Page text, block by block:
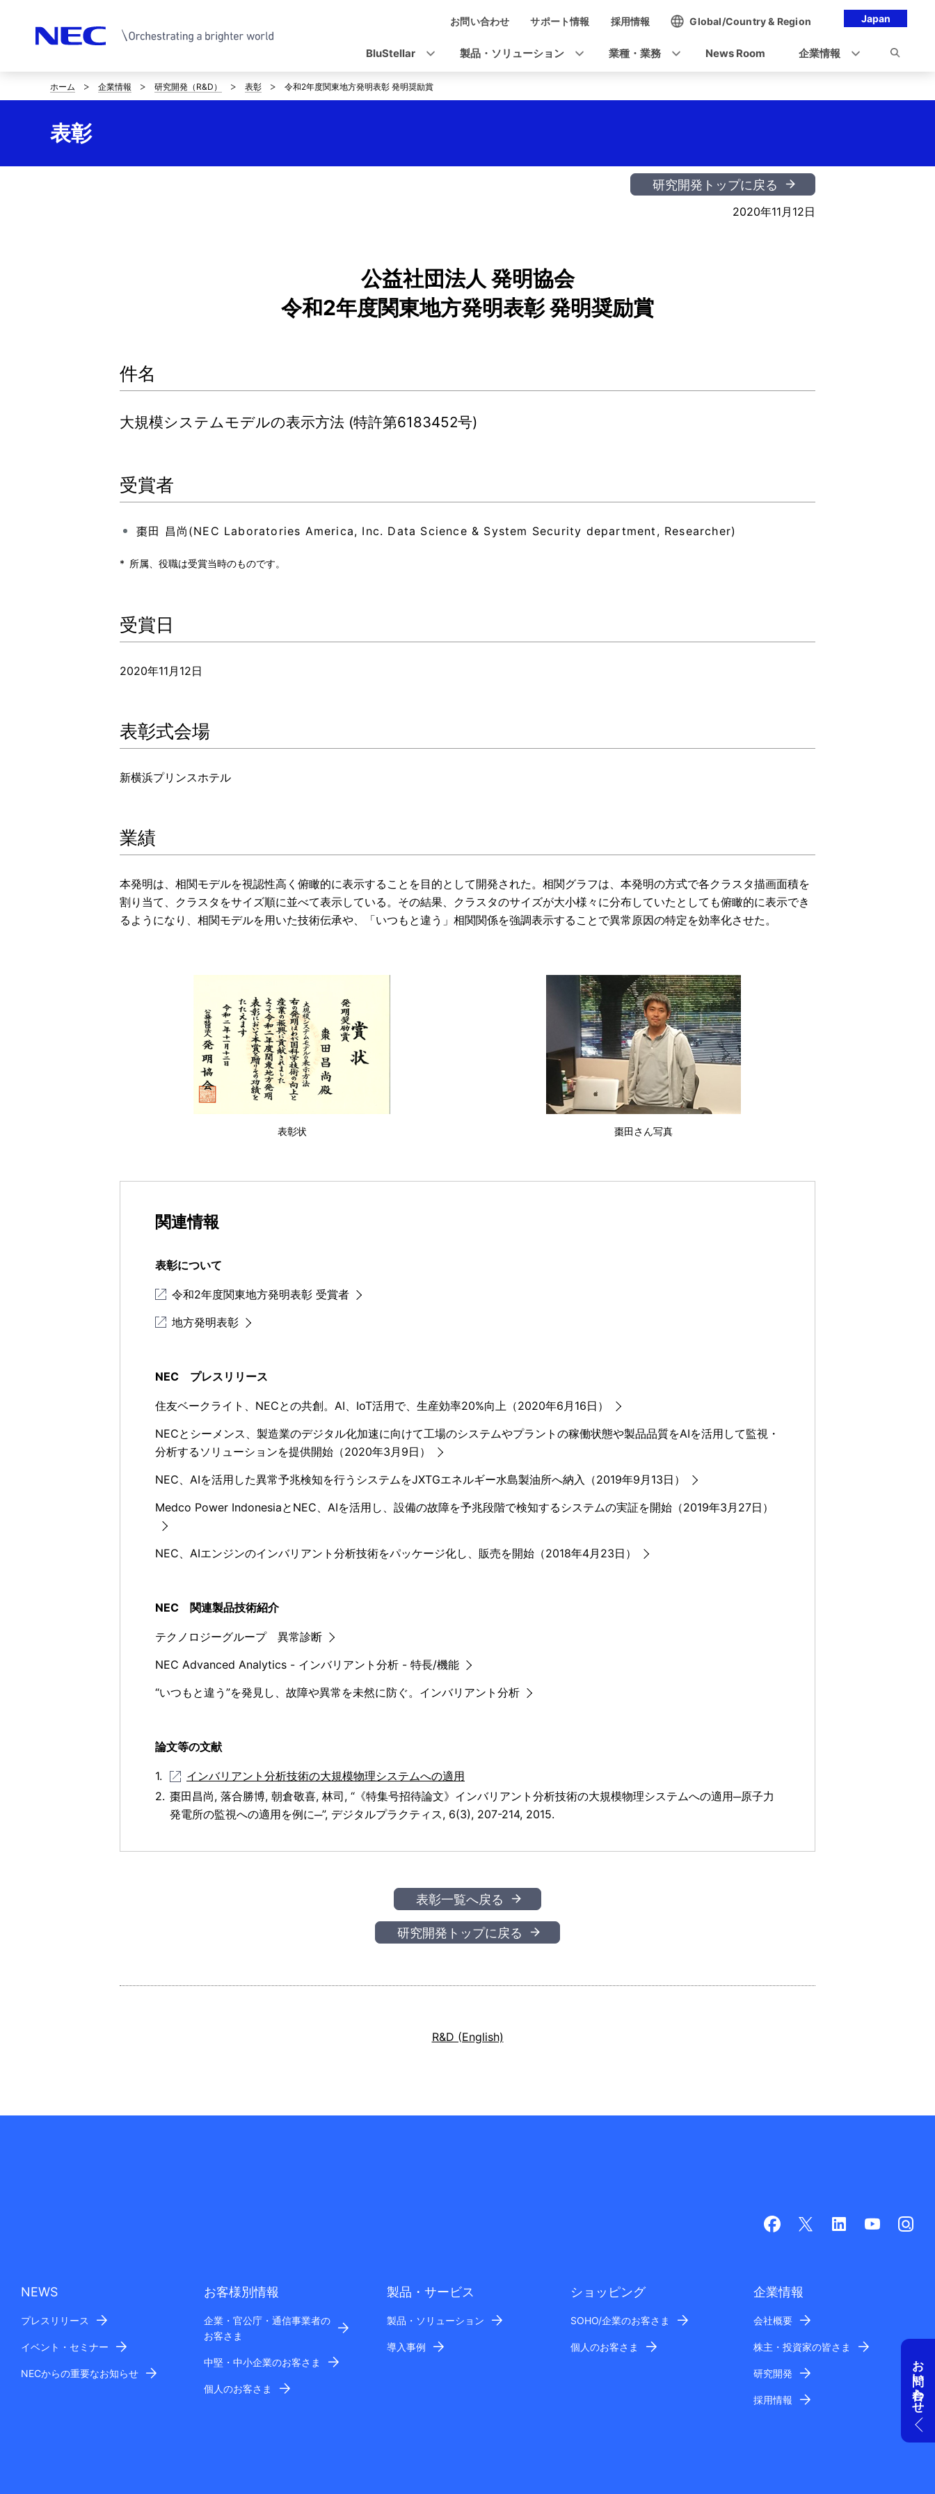
Japan
ゲ
ー
お問い合わせ サポート情報 採用情報 Global/Country & Region
BluStellar 製品・ソリューション 業種・業務 News Room 企業情報
サ
イ
ト
ホーム 企業情報 研究開発（R&D） 表彰 令和2年度関東地方発明表彰 発明奨励賞
表彰
研究開発トップに戻る
2020年11月12日
公益社団法人 発明協会
令和2年度関東地方発明表彰 発明奨励賞
件名
大規模システムモデルの表示方法 (特許第6183452号)
受賞者
棗田 昌尚(NEC Laboratories America, Inc. Data Science & System Security department, Researcher)
* 所属、役職は受賞当時のものです。
受賞日
2020年11月12日
表彰式会場
新横浜プリンスホテル
業績
本発明は、相関モデルを視認性高く俯瞰的に表示することを目的として開発された。相関グラフは、本発明の方式で各クラスタ描画面積を
割り当て、クラスタをサイズ順に並べて表示している。その結果、クラスタのサイズが大小様々に分布していたとしても俯瞰的に表示でき
るようになり、相関モデルを用いた技術伝承や、「いつもと違う」相関関係を強調表示することで異常原因の特定を効率化させた。
表彰状 棗田さん写真
関連情報
表彰について
令和2年度関東地方発明表彰 受賞者
地方発明表彰
NEC プレスリリース
住友ベークライト、NECとの共創。AI、IoT活用で、生産効率20%向上（2020年6月16日）
NECとシーメンス、製造業のデジタル化加速に向けて工場のシステムやプラントの稼働状態や製品品質をAIを活用して監視・
分析するソリューションを提供開始（2020年3月9日）
NEC、AIを活用した異常予兆検知を行うシステムをJXTGエネルギー水島製油所へ納入（2019年9月13日）
Medco Power IndonesiaとNEC、AIを活用し、設備の故障を予兆段階で検知するシステムの実証を開始（2019年3月27日）
NEC、AIエンジンのインバリアント分析技術をパッケージ化し、販売を開始（2018年4月23日）
NEC 関連製品技術紹介
テクノロジーグループ 異常診断
NEC Advanced Analytics - インバリアント分析 - 特長/機能
“いつもと違う”を発見し、故障や異常を未然に防ぐ。インバリアント分析
論文等の文献
インバリアント分析技術の大規模物理システムへの適用
棗田昌尚, 落合勝博, 朝倉敬喜, 林司, “《特集号招待論文》インバリアント分析技術の大規模物理システムへの適用─原子力
発電所の監視への適用を例に─”, デジタルプラクティス, 6(3), 207-214, 2015.
表彰一覧へ戻る
研究開発トップに戻る
R&D (English)
お問い合わせ
NEWS
プレスリリース
イベント・セミナー
NECからの重要なお知らせ
お客様別情報
企業・官公庁・通信事業者の
お客さま
中堅・中小企業のお客さま
個人のお客さま
製品・サービス
製品・ソリューション
導入事例
ショッピング
SOHO/企業のお客さま
個人のお客さま
企業情報
会社概要
株主・投資家の皆さま
研究開発
採用情報